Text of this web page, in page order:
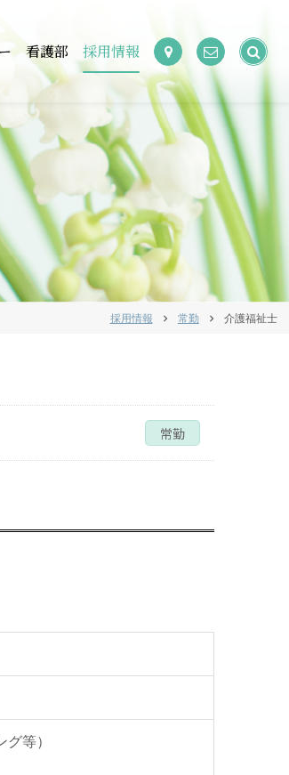
看護部 採用情報
検
索:
採用情報 chevron_right 常勤 chevron_right 介護福祉士
常勤
等）